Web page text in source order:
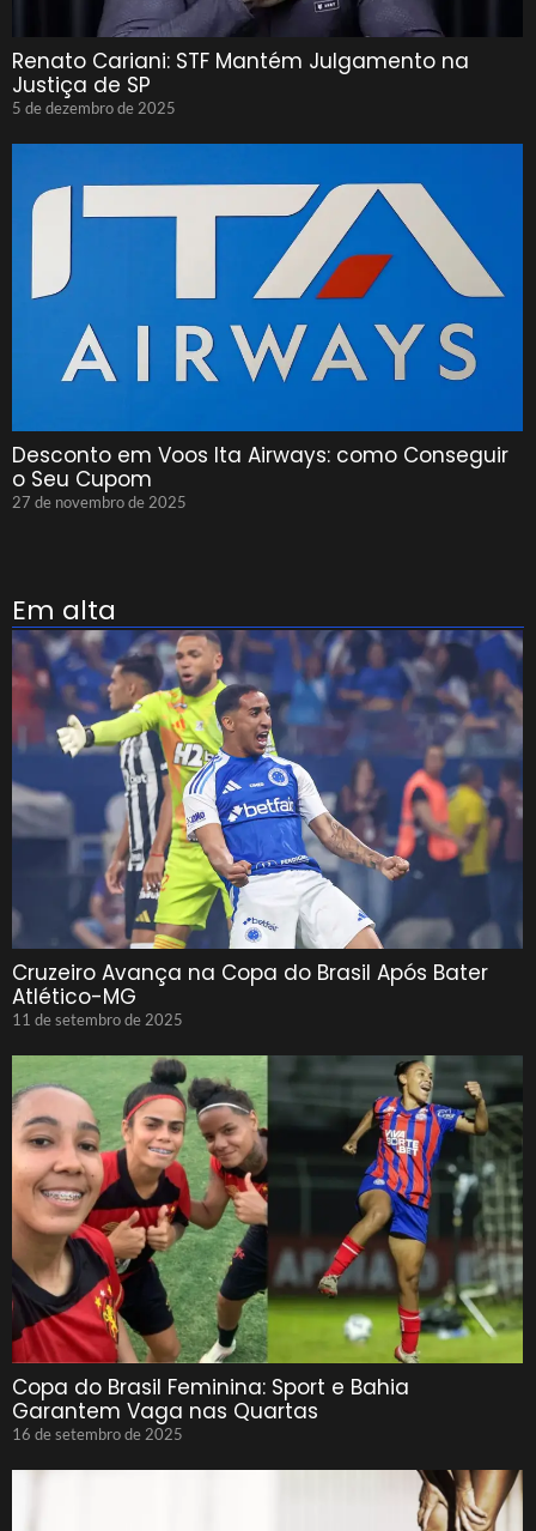
Renato Cariani: STF Mantém Julgamento na
Justiça de SP
5 de dezembro de 2025
Desconto em Voos Ita Airways: como Conseguir
o Seu Cupom
27 de novembro de 2025
Em alta
Cruzeiro Avança na Copa do Brasil Após Bater
Atlético-MG
11 de setembro de 2025
Copa do Brasil Feminina: Sport e Bahia
Garantem Vaga nas Quartas
16 de setembro de 2025